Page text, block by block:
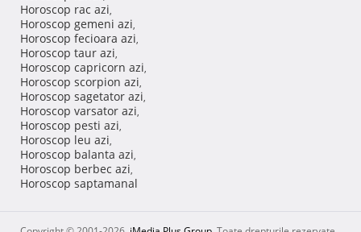
Horoscop rac azi,
Horoscop gemeni azi,
Horoscop fecioara azi,
Horoscop taur azi,
Horoscop capricorn azi,
Horoscop scorpion azi,
Horoscop sagetator azi,
Horoscop varsator azi,
Horoscop pesti azi,
Horoscop leu azi,
Horoscop balanta azi,
Horoscop berbec azi,
Horoscop saptamanal